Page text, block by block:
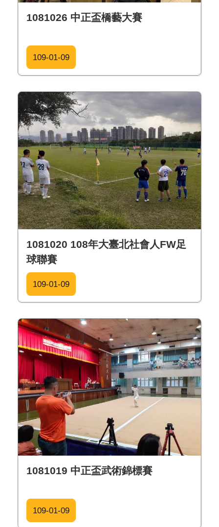
1081026 中正盃橋藝大賽
109-01-09
1081020 108年大臺北社會人FW足
球聯賽
109-01-09
1081019 中正盃武術錦標賽
109-01-09